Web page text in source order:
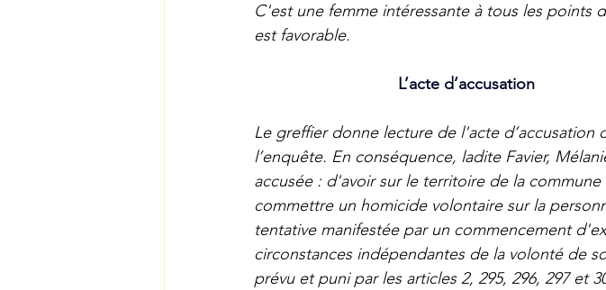
C'est une femme intéressante à tous les
est favorable.
L’acte d’accusation
Le greffier donne lecture de l'acte d’accusation
l’enquête. En conséquence, ladite Favier,
accusée : d'avoir sur le territoire de la
commettre un homicide volontaire sur la
tentative manifestée par un commencement
circonstances indépendantes de la volonté de
prévu et puni par les articles 2, 295, 296, 297 et